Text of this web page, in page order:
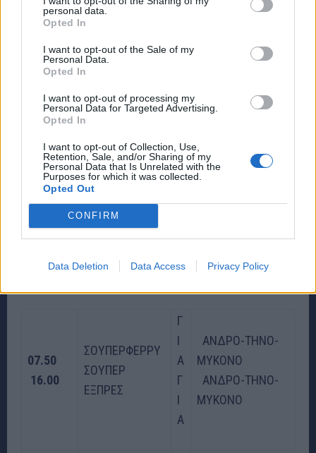
personal data.
Opted In
I want to opt-out of the Sale of my
Personal Data.
Opted In
I want to opt-out of processing my
Personal Data for Targeted Advertising.
Opted In
I want to opt-out of Collection, Use,
Retention, Sale, and/or Sharing of my
Personal Data that Is Unrelated with the
Purposes for which it was collected.
Opted Out
CONFIRM
Data Deletion Data Access Privacy Policy
17.30
08.30-
18.00
ΦΑΣΤ ΦΕΡΡΙΣ
ΑΝΔΡΟΣ
ΕΥΒΟΙΑ ΣΤΑΡ
ΓΙ
ΤΕΤΑΡΤΗ 13/10/2021
07.15ΣΟΥΠΕΡ ΕΞΠΡΕΣ
ΓΙΑ
ΤΗΝΟ-ΜΥΚΟΝΟ
07.30ΑΙΚΑΤΕΡΙΝΗ Π. ΓΙΑ
07.50
16.00
ΣΟΥΠΕΡΦΕΡΡΥ
ΣΟΥΠΕΡ
ΕΞΠΡΕΣ
Γ
Ι
Α
Γ
Ι
Α
ΑΝΔΡΟ-ΤΗΝΟ-
ΜΥΚΟΝΟ
ΑΝΔΡΟ-ΤΗΝΟ-
ΜΥΚΟΝΟ